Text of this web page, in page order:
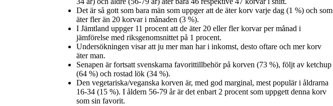
Det är så gott som bara män som uppger att de äter korv varje dag (1 %) och som
äter fler än 20 korvar i månaden (3 %).
I Jämtland uppger 11 procent att de äter 20 eller fler korvar per månad i
jämförelse med riksgenomsnittet på 1 procent.
Undersökningen visar att ju mer man har i inkomst, desto oftare och mer korv
äter man.
Senapen är fortsatt svenskarna favorittillbehör på korven (73 %), följt av ketchup
(64 %) och rostad lök (34 %).
Den vegetariska/veganska korven är, med god marginal, mest populär i åldrarna
16-34 (15 %). I åldern 56-79 år är det enbart 2 procent som uppgett denna korv
som sin favorit.